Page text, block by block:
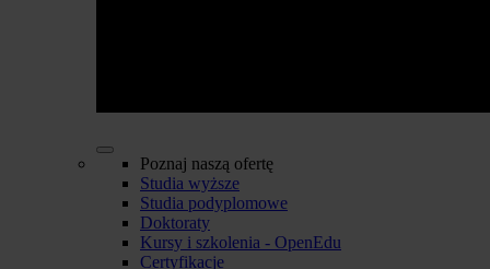
Poznaj naszą ofertę
Studia wyższe
Studia podyplomowe
Doktoraty
Kursy i szkolenia - OpenEdu
Certyfikacje